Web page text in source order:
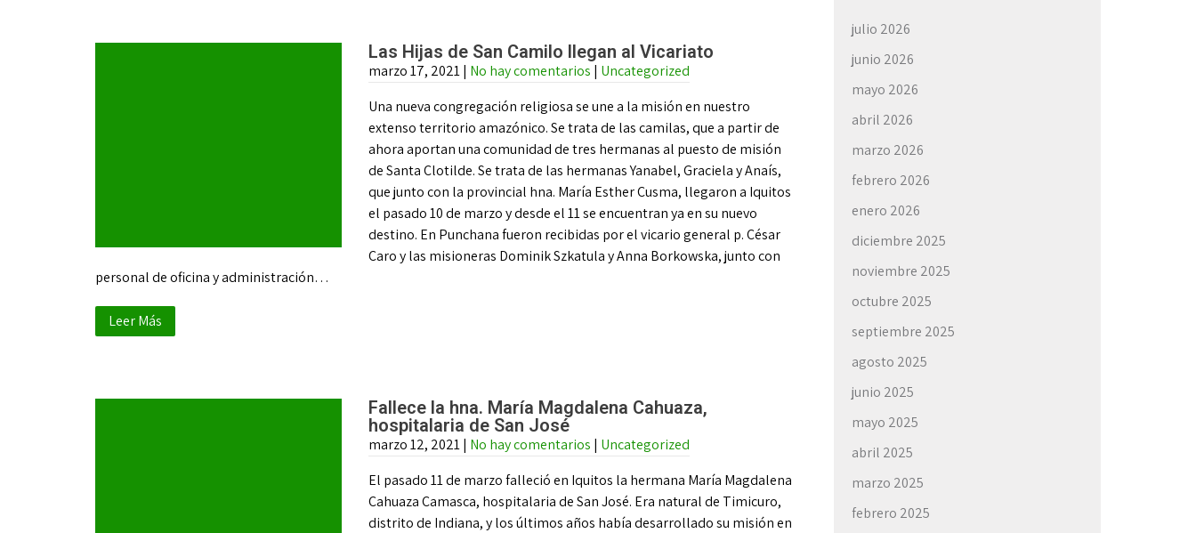
Las Hijas de San Camilo llegan al Vicariato
marzo 17, 2021| No hay comentarios | Uncategorized
Una nueva congregación religiosa se une a la misión en nuestro
extenso territorio amazónico. Se trata de las camilas, que a partir de
ahora aportan una comunidad de tres hermanas al puesto de misión
de Santa Clotilde. Se trata de las hermanas Yanabel, Graciela y Anaís,
que junto con la provincial hna. María Esther Cusma, llegaron a Iquitos
el pasado 10 de marzo y desde el 11 se encuentran ya en su nuevo
destino. En Punchana fueron recibidas por el vicario general p. César
Caro y las misioneras Dominik Szkatula y Anna Borkowska, junto con
personal de oficina y administración…
Leer Más
Fallece la hna. María Magdalena Cahuaza,
hospitalaria de San José
marzo 12, 2021| No hay comentarios | Uncategorized
El pasado 11 de marzo falleció en Iquitos la hermana María Magdalena
Cahuaza Camasca, hospitalaria de San José. Era natural de Timicuro,
distrito de Indiana, y los últimos años había desarrollado su misión en
julio 2026
junio 2026
mayo 2026
abril 2026
marzo 2026
febrero 2026
enero 2026
diciembre 2025
noviembre 2025
octubre 2025
septiembre 2025
agosto 2025
junio 2025
mayo 2025
abril 2025
marzo 2025
febrero 2025